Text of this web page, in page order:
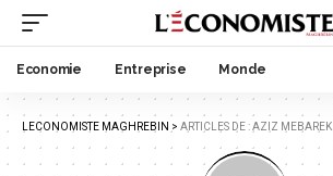
Economie Entreprise Monde
LECONOMISTE MAGHREBIN > ARTICLES DE : AZIZ MEBAREK